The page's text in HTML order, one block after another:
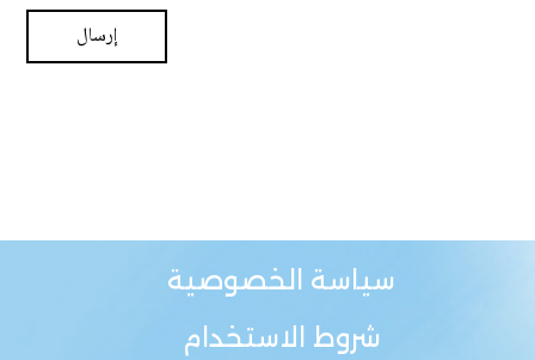
سياسة الخصوصية
شروط الاستخدام